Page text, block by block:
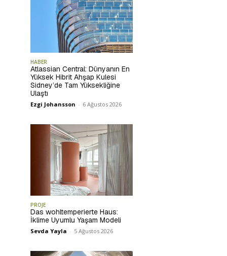
HABER
Atlassian Central: Dünyanın En
Yüksek Hibrit Ahşap Kulesi
Sidney’de Tam Yüksekliğine
Ulaştı
Ezgi Johansson - 6 Ağustos 2026
PROJE
Das wohltemperierte Haus:
İklime Uyumlu Yaşam Modeli
Sevda Yayla - 5 Ağustos 2026